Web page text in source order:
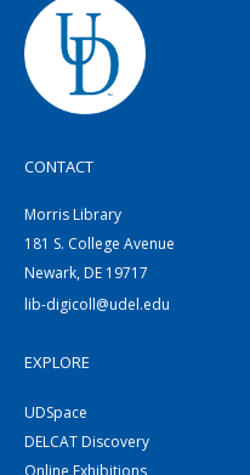
CONTACT
Morris Library
181 S. College Avenue
Newark, DE 19717
lib-digicoll@udel.edu
EXPLORE
UDSpace
DELCAT Discovery
Online Exhibitions